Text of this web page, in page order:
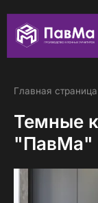
Главная страница
Темные
"ПавМа"